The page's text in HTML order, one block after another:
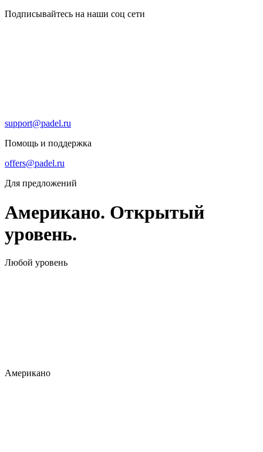
Подписывайтесь на наши соц сети
support@padel.ru
Помощь и поддержка
offers@padel.ru
Для предложений
Американо. Открытый
уровень.
Любой уровень
Американо